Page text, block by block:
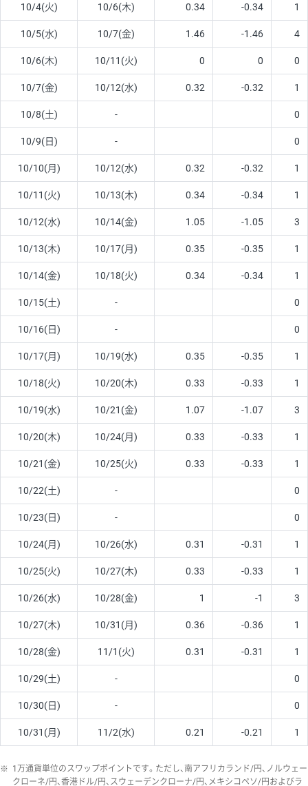
10/4(火) 10/6(木) 0.34 -0.34 1
10/5(水) 10/7(金) 1.46 -1.46 4
10/6(木) 10/11(火) 0 0 0
10/7(金) 10/12(水) 0.32 -0.32 1
10/8(土) - 0
10/9(日) - 0
10/10(月) 10/12(水) 0.32 -0.32 1
10/11(火) 10/13(木) 0.34 -0.34 1
10/12(水) 10/14(金) 1.05 -1.05 3
10/13(木) 10/17(月) 0.35 -0.35 1
10/14(金) 10/18(火) 0.34 -0.34 1
10/15(土) - 0
10/16(日) - 0
10/17(月) 10/19(水) 0.35 -0.35 1
10/18(火) 10/20(木) 0.33 -0.33 1
10/19(水) 10/21(金) 1.07 -1.07 3
10/20(木) 10/24(月) 0.33 -0.33 1
10/21(金) 10/25(火) 0.33 -0.33 1
10/22(土) - 0
10/23(日) - 0
10/24(月) 10/26(水) 0.31 -0.31 1
10/25(火) 10/27(木) 0.33 -0.33 1
10/26(水) 10/28(金) 1 -1 3
10/27(木) 10/31(月) 0.36 -0.36 1
10/28(金) 11/1(火) 0.31 -0.31 1
10/29(土) - 0
10/30(日) - 0
10/31(月) 11/2(水) 0.21 -0.21 1
※ 1万通貨単位のスワップポイントです。ただし、南アフリカランド/円、ノルウェー
クローネ/円、香港ドル/円、スウェーデンクローナ/円、メキシコペソ/円およびラ